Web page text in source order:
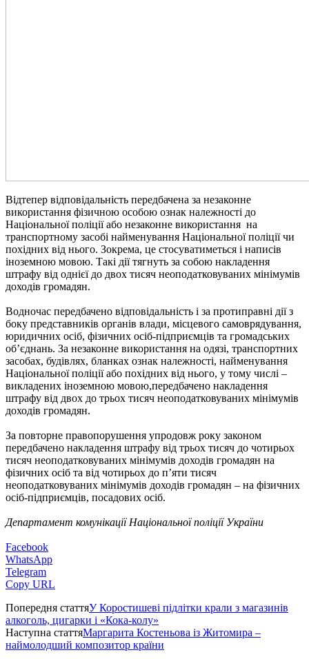
Відтепер відповідальність передбачена за незаконне
використання фізичною особою ознак належності до
Національної поліції або незаконне використання на
транспортному засобі найменування Національної поліції чи
похідних від нього. Зокрема, це стосуватиметься і написів
іноземною мовою. Такі дії тягнуть за собою накладення
штрафу від однієї до двох тисяч неоподатковуваних мінімумів
доходів громадян.
Водночас передбачено відповідальність і за протиправні дії з
боку представників органів влади, місцевого самоврядування,
юридичних осіб, фізичних осіб-підприємців та громадських
об’єднань. За незаконне використання на одязі, транспортних
засобах, будівлях, бланках ознак належності, найменування
Національної поліції або похідних від нього, у тому числі –
викладених іноземною мовою,передбачено накладення
штрафу від двох до трьох тисяч неоподатковуваних мінімумів
доходів громадян.
За повторне правопорушення упродовж року законом
передбачено накладення штрафу від трьох тисяч до чотирьох
тисяч неоподатковуваних мінімумів доходів громадян на
фізичних осіб та від чотирьох до п’яти тисяч
неоподатковуваних мінімумів доходів громадян – на фізичних
осіб-підприємців, посадових осіб.
Департамент комунікації Національної поліції України
Facebook
WhatsApp
Telegram
Copy URL
Попередня статтяУ Коростишеві підлітки крали з магазинів
алкоголь, цигарки і «Кока-колу»
Наступна статтяМаргарита Костеньова із Житомира –
наймолодший композитор країни